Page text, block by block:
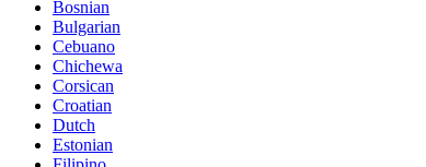
Bosnian
Bulgarian
Cebuano
Chichewa
Corsican
Croatian
Dutch
Estonian